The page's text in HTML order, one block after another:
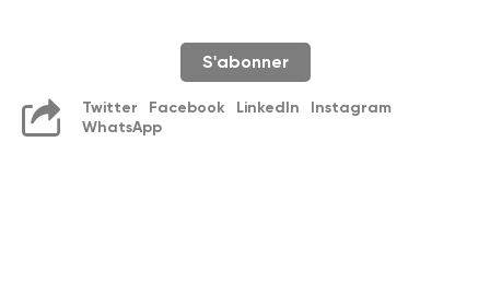
S'abonner
Twitter Facebook LinkedIn
Instagram
WhatsApp